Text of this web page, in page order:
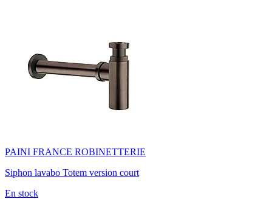
PAINI FRANCE ROBINETTERIE
Siphon lavabo Totem version court
En stock